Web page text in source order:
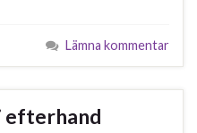
Lämna kommentar
efterhand